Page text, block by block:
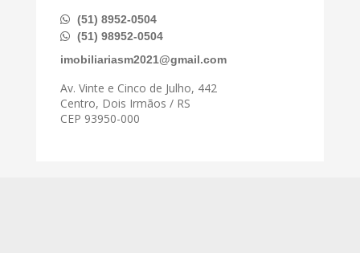
(51) 8952-0504
(51) 98952-0504
imobiliariasm2021@gmail.com
Av. Vinte e Cinco de Julho, 442
Centro, Dois Irmãos / RS
CEP 93950-000